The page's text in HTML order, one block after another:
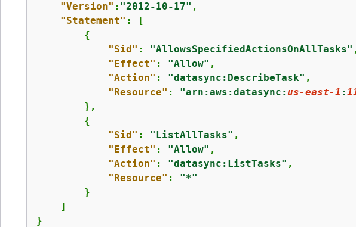
"Version" : "2012-10-17" ,
"Statement" : [
{
"Sid" : "AllowsSpecifiedActionsOnAllTasks" ,
"Effect" : "Allow" ,
"Action" : "datasync:DescribeTask" ,
"Resource" : "arn:aws:datasync:us-east-1 :
        },
{
"Sid" : "ListAllTasks" ,
"Effect" : "Allow" ,
"Action" : "datasync:ListTasks" ,
"Resource" : "*"
        }
    ]
}